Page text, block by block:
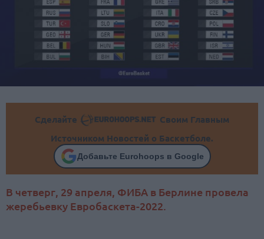
Сделайте
Своим Главным
Источником Новостей о Баскетболе.
Добавьте Eurohoops в Google
В четверг, 29 апреля, ФИБА в Берлине провела
жеребьевку Евробаскета-2022.